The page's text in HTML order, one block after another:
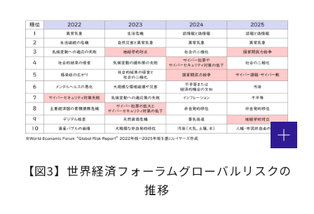
【図3】世界経済フォーラムグローバルリスクの
推移